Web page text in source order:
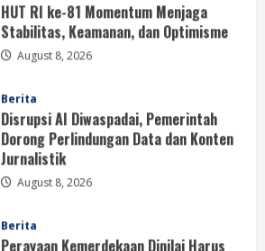
August 8, 2026
Berita
Dorong Perlindungan Data dan Konten
Jurnalistik
August 8, 2026
Berita
Dijaga dengan Persatuan